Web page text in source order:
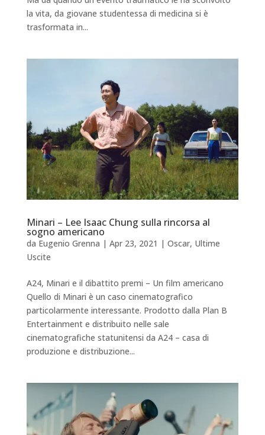
la vita, da giovane studentessa di medicina si è
trasformata in...
Minari – Lee Isaac Chung sulla rincorsa al
sogno americano
da Eugenio Grenna | Apr 23, 2021 | Oscar, Ultime
Uscite
A24, Minari e il dibattito premi – Un film americano
Quello di Minari è un caso cinematografico
particolarmente interessante. Prodotto dalla Plan B
Entertainment e distribuito nelle sale
cinematografiche statunitensi da A24 – casa di
produzione e distribuzione...